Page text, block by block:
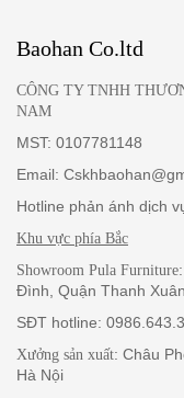
Baohan Co.ltd
CÔNG TY TNHH
NAM
MST: 0107781148
Email:
Hotline phản ánh dịch
Khu vực phía Bắc
Showroom Pula Furniture
Đình, Quận Thanh
SĐT hotline:
Xưởng sản xuất: Châu
Hà Nội